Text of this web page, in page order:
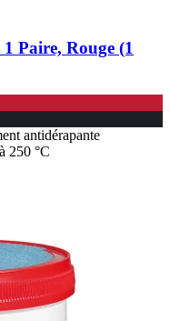
Paire, Rouge (1
antidérapante
250 °C